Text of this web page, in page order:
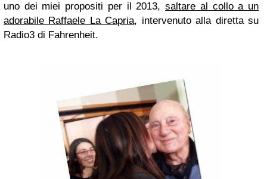
uno dei miei propositi per il 2013,saltare al collo a un
adorabile Raffaele La Capria, intervenuto alla diretta su
Radio3 di Fahrenheit.